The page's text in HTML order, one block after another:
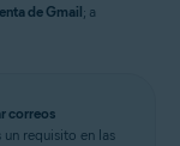
de Gmail; a
correos
un requisito en las